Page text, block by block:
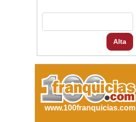
Alta
www.100franquicias.com